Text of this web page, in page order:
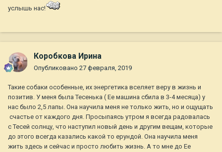
услышь нас!
Коробкова Ирина
Опубликовано 27 февраля, 2019
Такие собаки особенные, их энергетика вселяет веру в жизнь и
позитив. У меня была Тесенька ( Ее машина сбила в 3-4 месяца) у
нас было 2,5 лапы. Она научила меня не только жить, но и ощущать
счастье от каждого дня. Просыпаясь утром я всегда радовалась
с Тесей солнцу, что наступил новый день и другим вещам, которые
до этого всегда казались какой то ерундой. Она научила меня
жить здесь и сейчас и просто любить жизнь. А то мне до Ее